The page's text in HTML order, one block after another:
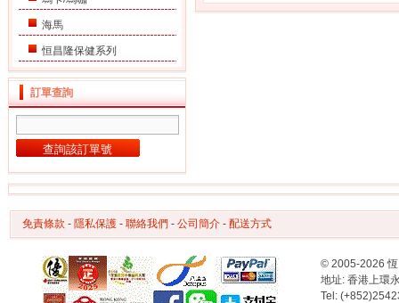
海馬
恒昌隆保健系列
訂單查詢
免責條款 - 隱私保護 - 聯絡我們 - 公司簡介 - 配送方式
© 2005-2026 恆
地址: 香港上環
Tel: